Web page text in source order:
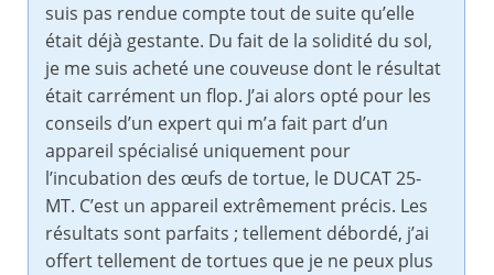
suis pas rendue compte tout de suite qu’elle
était déjà gestante. Du fait de la solidité du sol,
je me suis acheté une couveuse dont le résultat
était carrément un flop. J’ai alors opté pour les
conseils d’un expert qui m’a fait part d’un
appareil spécialisé uniquement pour
l’incubation des œufs de tortue, le DUCAT 25-
MT. C’est un appareil extrêmement précis. Les
résultats sont parfaits ; tellement débordé, j’ai
offert tellement de tortues que je ne peux plus